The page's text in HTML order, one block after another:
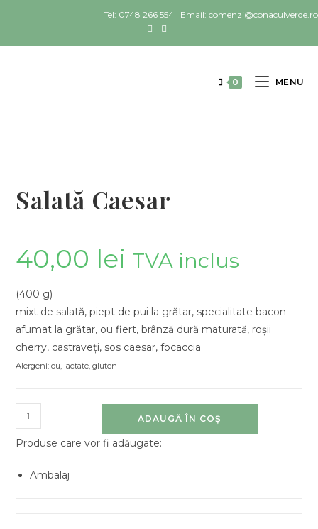
Tel: 0748 266 554 | Email: comenzi@conaculverde.ro
0 MENU
Salată Caesar
40,00 lei TVA inclus
(400 g)
mixt de salată, piept de pui la grătar, specialitate bacon
afumat la grătar, ou fiert, brânză dură maturată, roșii
cherry, castraveți, sos caesar, focaccia
Alergeni: ou, lactate, gluten
ADAUGĂ ÎN COȘ
Produse care vor fi adăugate:
Ambalaj